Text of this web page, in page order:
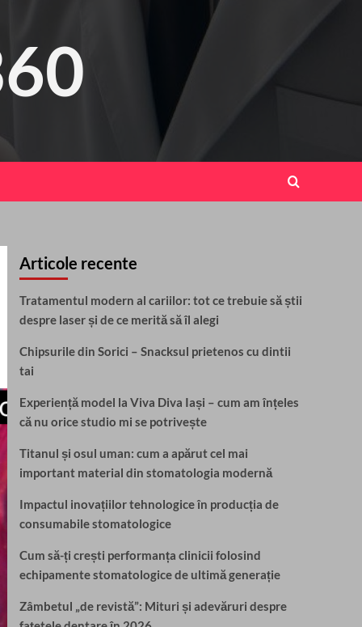
Articole recente
Tratamentul modern al cariilor: tot ce trebuie să știi
despre laser și de ce merită să îl alegi
Chipsurile din Sorici – Snacksul prietenos cu dintii
tai
Experiență model la Viva Diva Iași – cum am înțeles
că nu orice studio mi se potrivește
Titanul și osul uman: cum a apărut cel mai
important material din stomatologia modernă
Impactul inovațiilor tehnologice în producția de
consumabile stomatologice
Cum să-ți crești performanța clinicii folosind
echipamente stomatologice de ultimă generație
Zâmbetul „de revistă”: Mituri și adevăruri despre